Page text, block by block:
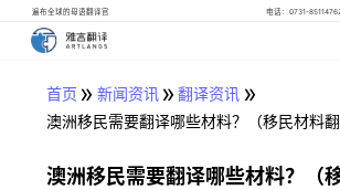
遍布全球的母语翻译官 电话：0731-
首页 » 新闻资讯» 翻译资讯 »
澳洲移民需要翻译哪些材料？（移民材料翻
澳洲移民需要翻译哪些材料？（